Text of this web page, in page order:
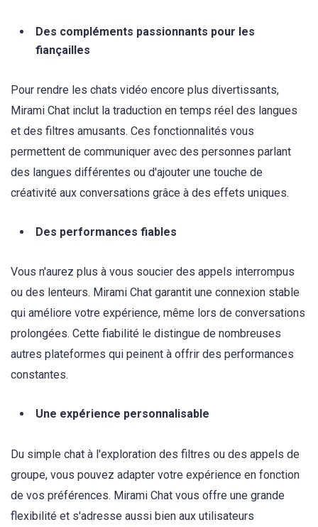
Des compléments passionnants pour les
fiançailles
Pour rendre les chats vidéo encore plus divertissants,
Mirami Chat inclut la traduction en temps réel des langues
et des filtres amusants. Ces fonctionnalités vous
permettent de communiquer avec des personnes parlant
des langues différentes ou d'ajouter une touche de
créativité aux conversations grâce à des effets uniques.
Des performances fiables
Vous n'aurez plus à vous soucier des appels interrompus
ou des lenteurs. Mirami Chat garantit une connexion stable
qui améliore votre expérience, même lors de conversations
prolongées. Cette fiabilité le distingue de nombreuses
autres plateformes qui peinent à offrir des performances
constantes.
Une expérience personnalisable
Du simple chat à l'exploration des filtres ou des appels de
groupe, vous pouvez adapter votre expérience en fonction
de vos préférences. Mirami Chat vous offre une grande
flexibilité et s'adresse aussi bien aux utilisateurs